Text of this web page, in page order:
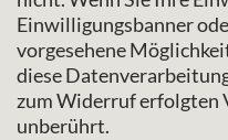
Einwilligungsbanner
vorgesehene
diese
zum Widerruf erfolgten
unberührt.